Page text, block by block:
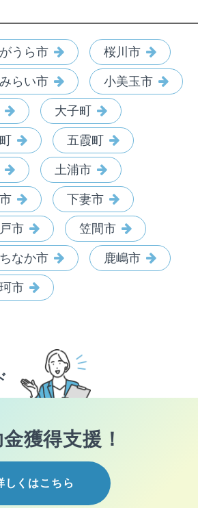
うら市 桜川市
らい市 小美玉市
大子町
五霞町
土浦市
下妻市
市 笠間市
なか市 鹿嶋市
市
獲得支援！
しくはこちら